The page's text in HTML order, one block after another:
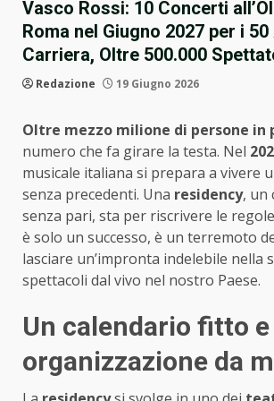
Vasco Rossi: 10 Concerti
Roma nel Giugno 2027 per i
Carriera, Oltre 500.000
Redazione 19 Giugno 2026
Oltre mezzo milione di persone in
numero che fa girare la testa. Nel
musicale italiana si prepara a vivere
senza precedenti. Una residency, un
senza pari, sta per riscrivere le
è solo un successo, è un terremoto
lasciare un’impronta indelebile nella
spettacoli dal vivo nel nostro Paese.
Un calendario fitto e
organizzazione da